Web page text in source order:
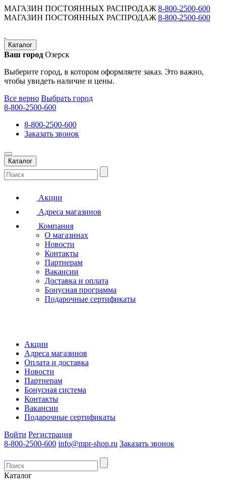
МАГАЗИН ПОСТОЯННЫХ РАСПРОДАЖ 8-800-2500-600
МАГАЗИН ПОСТОЯННЫХ РАСПРОДАЖ 8-800-2500-600
Каталог
Ваш город Озерск
Выберите город, в котором оформляете заказ. Это важно,
чтобы увидеть наличие и цены.
Все верно Выбрать город
8-800-2500-600
8-800-2500-600
Заказать звонок
Каталог
Акции
Адреса магазинов
Компания
О магазинах
Новости
Контакты
Партнерам
Вакансии
Доставка и оплата
Бонусная программа
Подарочные сертификаты
Акции
Адреса магазинов
Оплата и доставка
Новости
Партнерам
Бонусная система
Контакты
Вакансии
Подарочные сертификаты
Войти Регистрация
8-800-2500-600 info@mpr-shop.ru Заказать звонок
Каталог